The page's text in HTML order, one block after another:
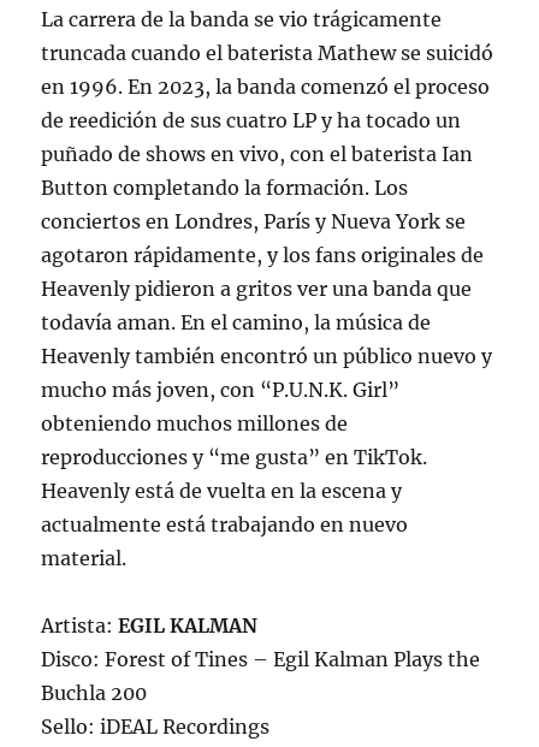
La carrera de la banda se vio trágicamente
truncada cuando el baterista Mathew se suicidó
en 1996. En 2023, la banda comenzó el proceso
de reedición de sus cuatro LP y ha tocado un
puñado de shows en vivo, con el baterista Ian
Button completando la formación. Los
conciertos en Londres, París y Nueva York se
agotaron rápidamente, y los fans originales de
Heavenly pidieron a gritos ver una banda que
todavía aman. En el camino, la música de
Heavenly también encontró un público nuevo y
mucho más joven, con “P.U.N.K. Girl”
obteniendo muchos millones de
reproducciones y “me gusta” en TikTok.
Heavenly está de vuelta en la escena y
actualmente está trabajando en nuevo
material.
Artista:EGIL KALMAN
Disco: Forest of Tines – Egil Kalman Plays the
Buchla 200
Sello: iDEAL Recordings